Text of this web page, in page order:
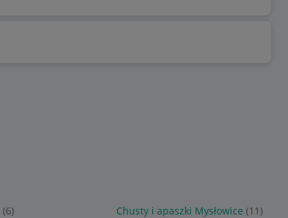
(6) Chusty i apaszki Mysłowice (11)